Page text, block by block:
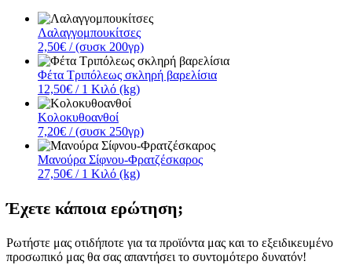
Λαλαγγομπουκίτσες
2,50€ / (συσκ 200γρ)
Φέτα Τριπόλεως σκληρή βαρελίσια
12,50€ / 1 Κιλό (kg)
Κολοκυθοανθοί
7,20€ / (συσκ 250γρ)
Μανούρα Σίφνου-Φρατζέσκαρος
27,50€ / 1 Κιλό (kg)
Έχετε κάποια ερώτηση;
Ρωτήστε μας οτιδήποτε για τα προϊόντα μας και το εξειδικευμένο
προσωπικό μας θα σας απαντήσει το συντομότερο δυνατόν!